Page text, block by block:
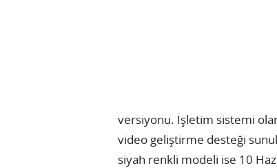
versiyonu. İşletim sistemi
video geliştirme desteği
siyah renkli modeli ise 10